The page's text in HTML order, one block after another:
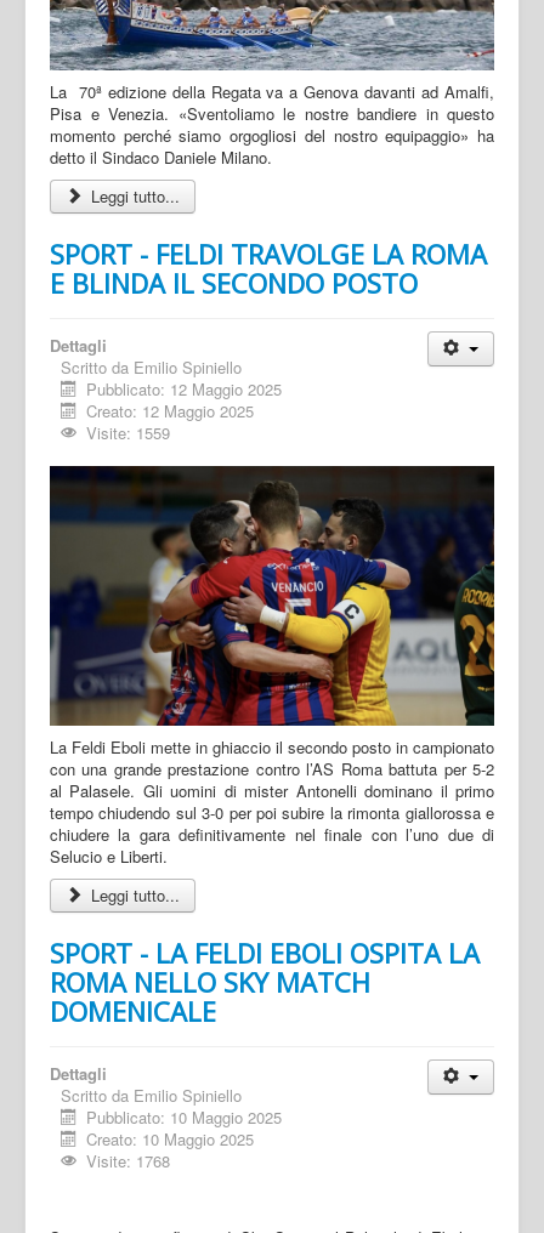
La 70ª edizione della Regata va a Genova davanti ad Amalfi,
Pisa e Venezia. «Sventoliamo le nostre bandiere in questo
momento perché siamo orgogliosi del nostro equipaggio» ha
detto il Sindaco Daniele Milano.
Leggi tutto...
SPORT - FELDI TRAVOLGE LA ROMA
E BLINDA IL SECONDO POSTO
Dettagli
Scritto da Emilio Spiniello
Pubblicato: 12 Maggio 2025
Creato: 12 Maggio 2025
Visite: 1559
La Feldi Eboli mette in ghiaccio il secondo posto in campionato
con una grande prestazione contro l’AS Roma battuta per 5-2
al Palasele. Gli uomini di mister Antonelli dominano il primo
tempo chiudendo sul 3-0 per poi subire la rimonta giallorossa e
chiudere la gara definitivamente nel finale con l’uno due di
Selucio e Liberti.
Leggi tutto...
SPORT - LA FELDI EBOLI OSPITA LA
ROMA NELLO SKY MATCH
DOMENICALE
Dettagli
Scritto da Emilio Spiniello
Pubblicato: 10 Maggio 2025
Creato: 10 Maggio 2025
Visite: 1768